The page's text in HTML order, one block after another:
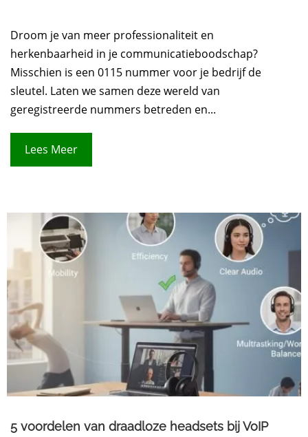
Droom je van meer professionaliteit en
herkenbaarheid in je communicatieboodschap?
Misschien is een 0115 nummer voor je bedrijf de
sleutel. Laten we samen deze wereld van
geregistreerde nummers betreden en...
Lees Meer
5 voordelen van draadloze headsets bij VoIP